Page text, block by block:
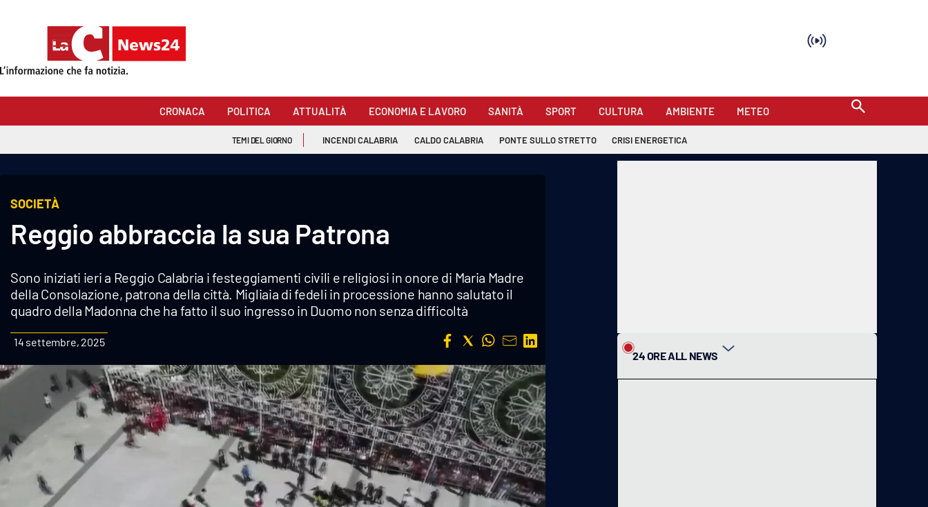
Sezioni
Attualità
Sport
Cultura
Editoriali
Ambiente
CRONACA POLITICA ATTUALITÀ ECONOMIA E LAVORO SANITÀ SPORT CULTURA AMBIENTE METEO
TEMI DEL GIORNO INCENDI CALABRIA CALDO CALABRIA PONTE SULLO STRETTO CRISI ENERGETICA
SOCIETÀ
Reggio abbraccia la sua Patrona
Sono iniziati ieri a Reggio Calabria i festeggiamenti civili e religiosi in onore di Maria Madre
della Consolazione, patrona della città. Migliaia di fedeli in processione hanno salutato il
quadro della Madonna che ha fatto il suo ingresso in Duomo non senza difficoltà
14 settembre, 2025
24 ORE ALL NEWS